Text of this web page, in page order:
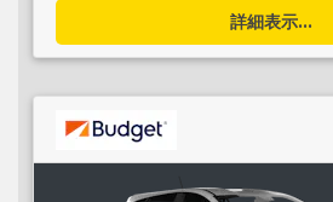
詳細表示...